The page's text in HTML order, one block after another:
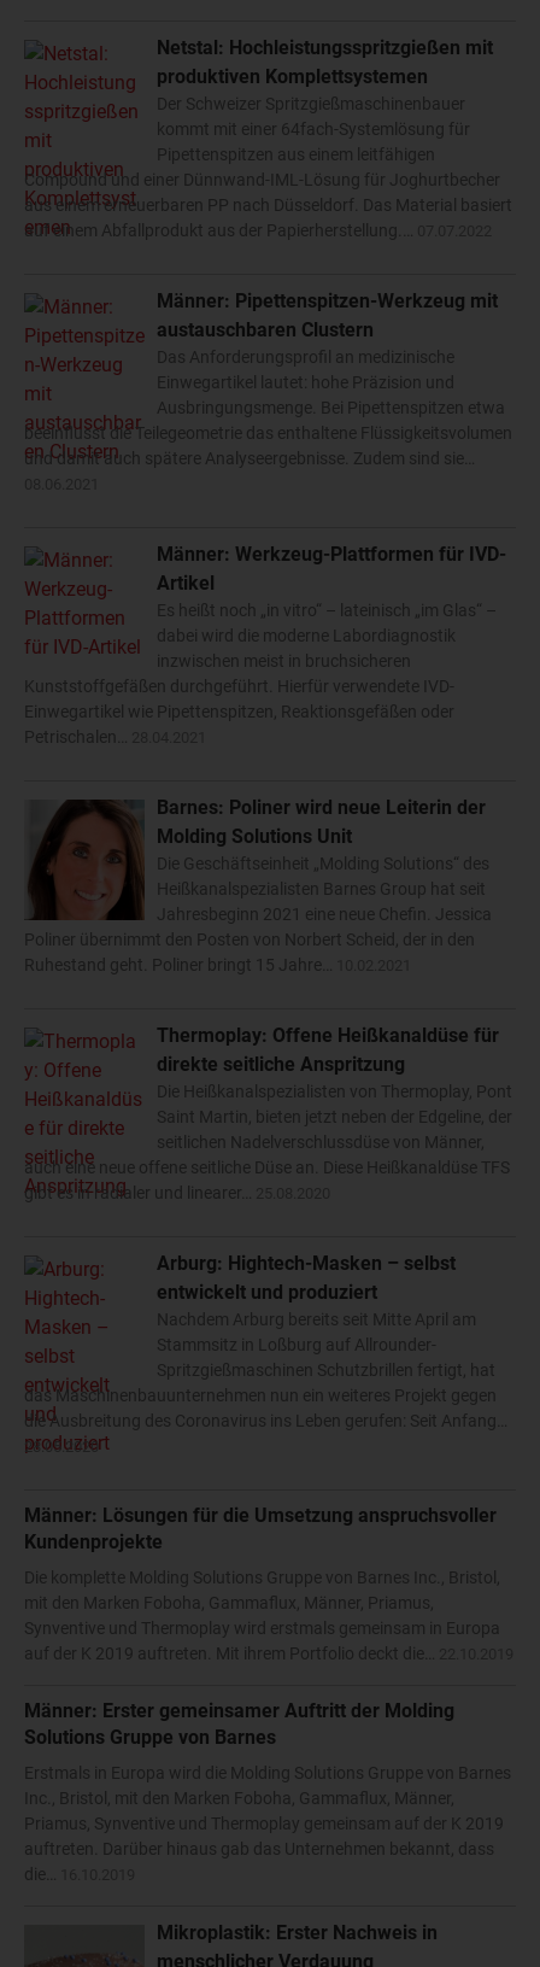
Netstal: Hochleistungsspritzgießen mit
produktiven Komplettsystemen
Der Schweizer Spritzgießmaschinenbauer
kommt mit einer 64fach-Systemlösung für
Pipettenspitzen aus einem leitfähigen
Compound und einer Dünnwand-IML-Lösung für Joghurtbecher
aus einem erneuerbaren PP nach Düsseldorf. Das Material basiert
auf einem Abfallprodukt aus der Papierherstellung.…
Männer: Pipettenspitzen-Werkzeug mit
austauschbaren Clustern
Das Anforderungsprofil an medizinische
Einwegartikel lautet: hohe Präzision und
Ausbringungsmenge. Bei Pipettenspitzen etwa
beeinflusst die Teilegeometrie das enthaltene Flüssigkeitsvolumen
und damit auch spätere Analyseergebnisse. Zudem sind sie…
Männer: Werkzeug-Plattformen für IVD-
Artikel
Es heißt noch „in vitro“ – lateinisch „im Glas“ –
dabei wird die moderne Labordiagnostik
inzwischen meist in bruchsicheren
Kunststoffgefäßen durchgeführt. Hierfür verwendete IVD-
Einwegartikel wie Pipettenspitzen, Reaktionsgefäßen oder
Petrischalen…
Barnes: Poliner wird neue Leiterin der
Molding Solutions Unit
Die Geschäftseinheit „Molding Solutions“ des
Heißkanalspezialisten Barnes Group hat seit
Jahresbeginn 2021 eine neue Chefin. Jessica
Poliner übernimmt den Posten von Norbert Scheid, der in den
Ruhestand geht. Poliner bringt 15 Jahre…
Thermoplay: Offene Heißkanaldüse für
direkte seitliche Anspritzung
Die Heißkanalspezialisten von Thermoplay, Pont
Saint Martin, bieten jetzt neben der Edgeline, der
seitlichen Nadelverschlussdüse von Männer,
auch eine neue offene seitliche Düse an. Diese Heißkanaldüse TFS
gibt es in radialer und linearer…
Arburg: Hightech-Masken – selbst
entwickelt und produziert
Nachdem Arburg bereits seit Mitte April am
Stammsitz in Loßburg auf Allrounder-
Spritzgießmaschinen Schutzbrillen fertigt, hat
das Maschinenbauunternehmen nun ein weiteres Projekt gegen
die Ausbreitung des Coronavirus ins Leben gerufen: Seit Anfang…
28.05.2020
Männer: Lösungen für die Umsetzung anspruchsvoller
Kundenprojekte
Die komplette Molding Solutions Gruppe von Barnes Inc., Bristol,
mit den Marken Foboha, Gammaflux, Männer, Priamus,
Synventive und Thermoplay wird erstmals gemeinsam in Europa
auf der K 2019 auftreten. Mit ihrem Portfolio deckt die…
Männer: Erster gemeinsamer Auftritt der Molding
Solutions Gruppe von Barnes
Erstmals in Europa wird die Molding Solutions Gruppe von Barnes
Inc., Bristol, mit den Marken Foboha, Gammaflux, Männer,
Priamus, Synventive und Thermoplay gemeinsam auf der K 2019
auftreten. Darüber hinaus gab das Unternehmen bekannt, dass
die…
Mikroplastik: Erster Nachweis in
menschlicher Verdauung